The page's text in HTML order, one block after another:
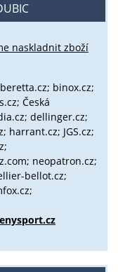
naskladnit zboží
beretta.cz; binox.cz;
Česká
dellinger.cz;
harrant.cz; JGS.cz;
neopatron.cz;
bellot.cz;